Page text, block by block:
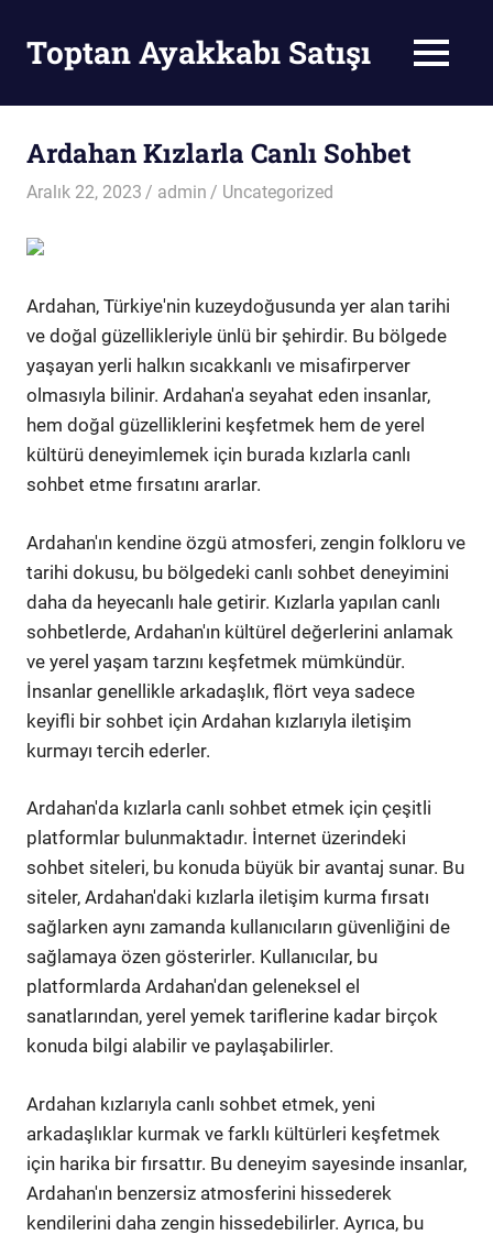
contentToptan Ayakkabı Satışı MENU
Ardahan Kızlarla Canlı Sohbet
Aralık 22, 2023 admin Uncategorized
Ardahan, Türkiye'nin kuzeydoğusunda yer alan tarihi
ve doğal güzellikleriyle ünlü bir şehirdir. Bu bölgede
yaşayan yerli halkın sıcakkanlı ve misafirperver
olmasıyla bilinir. Ardahan'a seyahat eden insanlar,
hem doğal güzelliklerini keşfetmek hem de yerel
kültürü deneyimlemek için burada kızlarla canlı
sohbet etme fırsatını ararlar.
Ardahan'ın kendine özgü atmosferi, zengin folkloru ve
tarihi dokusu, bu bölgedeki canlı sohbet deneyimini
daha da heyecanlı hale getirir. Kızlarla yapılan canlı
sohbetlerde, Ardahan'ın kültürel değerlerini anlamak
ve yerel yaşam tarzını keşfetmek mümkündür.
İnsanlar genellikle arkadaşlık, flört veya sadece
keyifli bir sohbet için Ardahan kızlarıyla iletişim
kurmayı tercih ederler.
Ardahan'da kızlarla canlı sohbet etmek için çeşitli
platformlar bulunmaktadır. İnternet üzerindeki
sohbet siteleri, bu konuda büyük bir avantaj sunar. Bu
siteler, Ardahan'daki kızlarla iletişim kurma fırsatı
sağlarken aynı zamanda kullanıcıların güvenliğini de
sağlamaya özen gösterirler. Kullanıcılar, bu
platformlarda Ardahan'dan geleneksel el
sanatlarından, yerel yemek tariflerine kadar birçok
konuda bilgi alabilir ve paylaşabilirler.
Ardahan kızlarıyla canlı sohbet etmek, yeni
arkadaşlıklar kurmak ve farklı kültürleri keşfetmek
için harika bir fırsattır. Bu deneyim sayesinde insanlar,
Ardahan'ın benzersiz atmosferini hissederek
kendilerini daha zengin hissedebilirler. Ayrıca, bu